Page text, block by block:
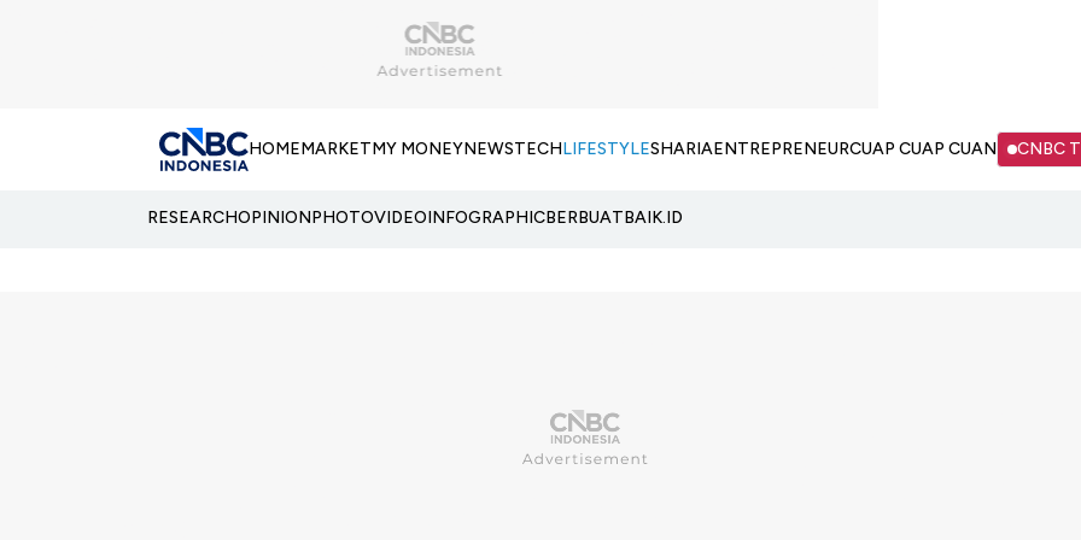
HOMEMARKETMY MONEYNEWSTECHLIFESTYLESHARIAENTREPRENEURCUAP CUAP CUAN CNBC
RESEARCHOPINIONPHOTOVIDEOINFOGRAPHICBERBUATBAIK.ID